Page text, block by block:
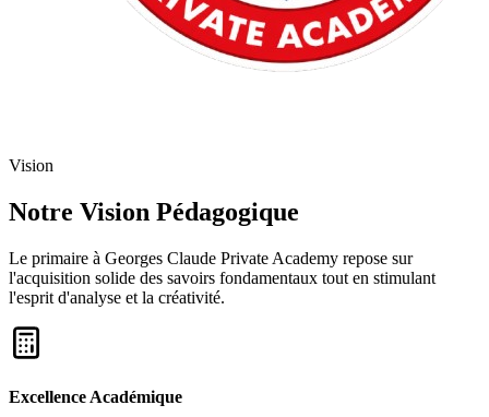
Vision
Notre Vision Pédagogique
Le primaire à Georges Claude Private Academy repose sur
l'acquisition solide des savoirs fondamentaux tout en stimulant
l'esprit d'analyse et la créativité.
Excellence Académique